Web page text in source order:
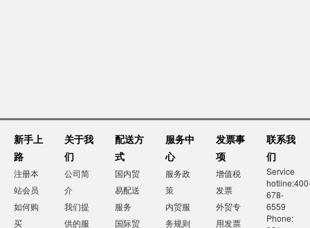
新手上
路
注册本
站会员
如何购
买
关于我
们
公司简
介
我们提
供的服
配送方
式
国内贸
易配送
服务
国际贸
服务中
心
服务政
策
内贸服
务规则
发票事
项
增值税
发票
外贸专
用发票
联系我
们
Service
678-
6559
Phone: